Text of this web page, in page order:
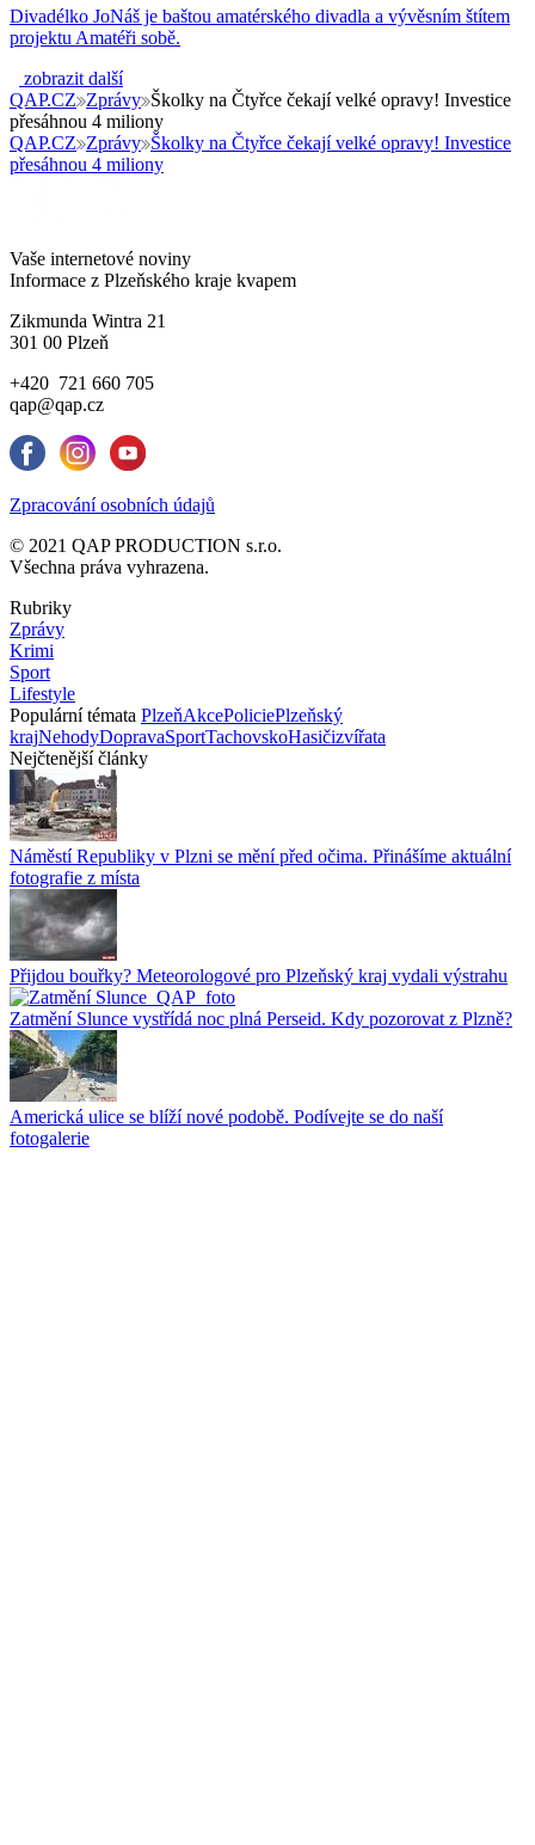
Divadélko JoNáš je baštou amatérského divadla a vývěsním štítem
projektu Amatéři sobě.
zobrazit další
QAP.CZ Zprávy Školky na Čtyřce čekají velké opravy! Investice
přesáhnou 4 miliony
QAP.CZ Zprávy Školky na Čtyřce čekají velké opravy! Investice
přesáhnou 4 miliony
Vaše internetové noviny
Informace z Plzeňského kraje kvapem
Zikmunda Wintra 21
301 00 Plzeň
+420 721 660 705
qap@qap.cz
Zpracování osobních údajů
© 2021 QAP PRODUCTION s.r.o.
Všechna práva vyhrazena.
Rubriky
Zprávy
Krimi
Sport
Lifestyle
Populární témata PlzeňAkcePoliciePlzeňský
krajNehodyDopravaSportTachovskoHasičizvířata
Nejčtenější články
Náměstí Republiky v Plzni se mění před očima. Přinášíme aktuální
fotografie z místa
Přijdou bouřky? Meteorologové pro Plzeňský kraj vydali výstrahu
Zatmění Slunce vystřídá noc plná Perseid. Kdy pozorovat z Plzně?
Americká ulice se blíží nové podobě. Podívejte se do naší
fotogalerie